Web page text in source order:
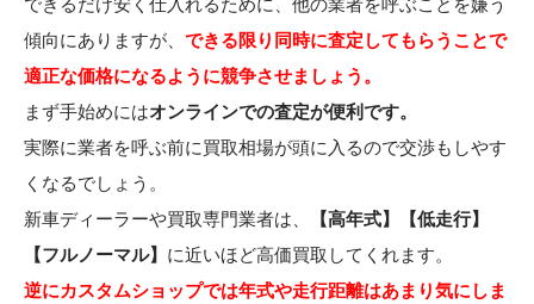
傾向にありますが、 できる限り同時に査定してもらうことで
適正な価格になるように競争させましょう。
まず手始めにはオンラインでの査定が便利です。
実際に業者を呼ぶ前に買取相場が頭に入るので交渉もしやす
くなるでしょう。
新車ディーラーや買取専門業者は、
【高年式】【低走行】
【フルノーマル】 に近いほど高価買取してくれます。
逆にカスタムショップでは年式や走行距離はあまり気にしま